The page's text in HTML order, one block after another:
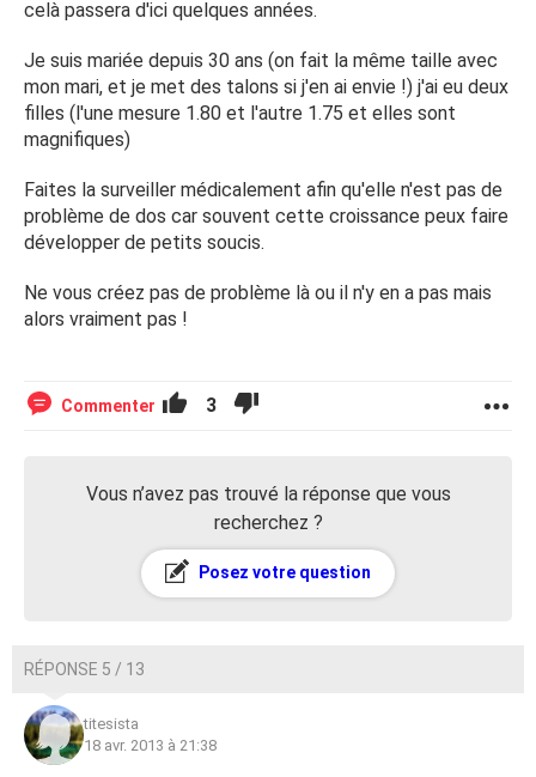
celà passera d'ici quelques années.
Je suis mariée depuis 30 ans (on fait la même taille avec
mon mari, et je met des talons si j'en ai envie !) j'ai eu deux
filles (l'une mesure 1.80 et l'autre 1.75 et elles sont
magnifiques)
Faites la surveiller médicalement afin qu'elle n'est pas de
problème de dos car souvent cette croissance peux faire
développer de petits soucis.
Ne vous créez pas de problème là ou il n'y en a pas mais
alors vraiment pas !
Commenter 3
Vous n’avez pas trouvé la réponse que vous
recherchez ?
Posez votre question
RÉPONSE 5 / 13
titesista
18 avr. 2013 à 21:38